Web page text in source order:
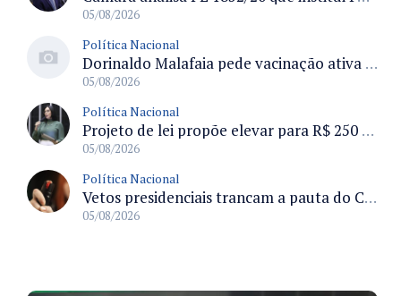
05/08/2026
Política Nacional
Dorinaldo Malafaia pede vacinação ativa ao Ministério da Saúde para reverter queda na cobertura vacinal no Brasil
05/08/2026
Política Nacional
Projeto de lei propõe elevar para R$ 250 mil limite de isenção do IPI para pessoas com deficiência e autismo
05/08/2026
Política Nacional
Vetos presidenciais trancam a pauta do Congresso com 87 itens pendentes e incluem trechos do Orçamento de 2026
05/08/2026